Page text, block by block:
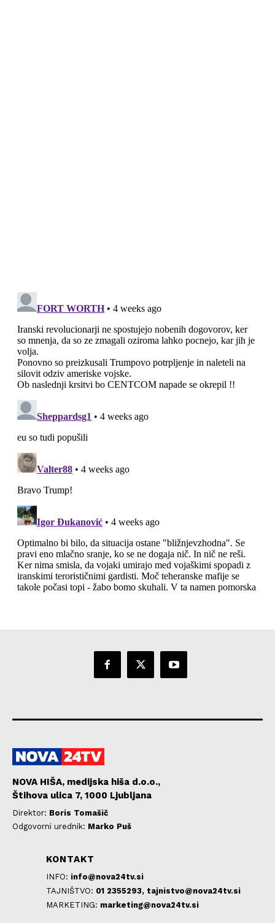
NOVA HIŠA, medijska hiša d.o.o.,
Štihova ulica 7, 1000 Ljubljana
Direktor: Boris Tomašič
Odgovorni urednik: Marko Puš
KONTAKT
INFO: info@nova24tv.si
TAJNIŠTVO: 01 2355293, tajnistvo@nova24tv.si
MARKETING: marketing@nova24tv.si